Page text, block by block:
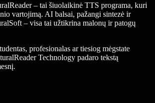
– tai šiuolaikinė TTS programa, kuri
vartojimą. AI balsai, pažangi sintezė ir
– visa tai užtikrina malonų ir patogų
profesionalas ar tiesiog mėgstate
Technology padaro tekstą